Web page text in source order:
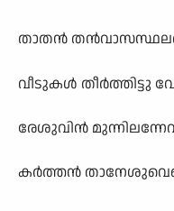
താതൻ
വീടുകൾ തീർത്തിട്ടു
രേശുവിൻ
കർത്തൻ